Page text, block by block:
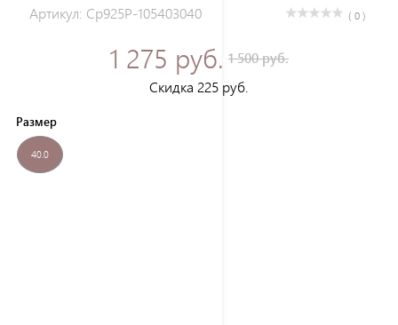
Артикул: Ср925Р-105403040 ( 0 )
1 275 руб. 1 500 руб.
Скидка 225 руб.
Размер
40.0